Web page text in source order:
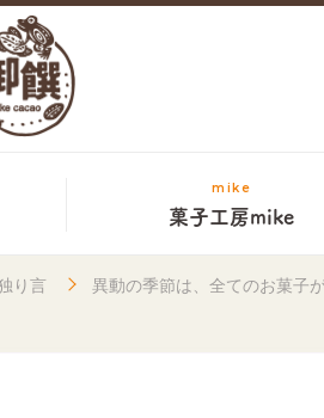
mike
菓子工房mike
り言 異動の季節は、全てのお菓子